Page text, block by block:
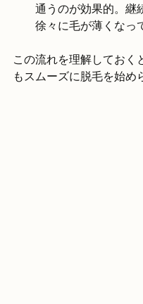
通うのが効果的。継
徐々に毛が薄くなっ
この流れを理解しておく
もスムーズに脱毛を始め